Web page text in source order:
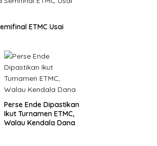
ETMC Usai
Perse Ende Dipastikan
Ikut Turnamen ETMC,
Walau Kendala Dana